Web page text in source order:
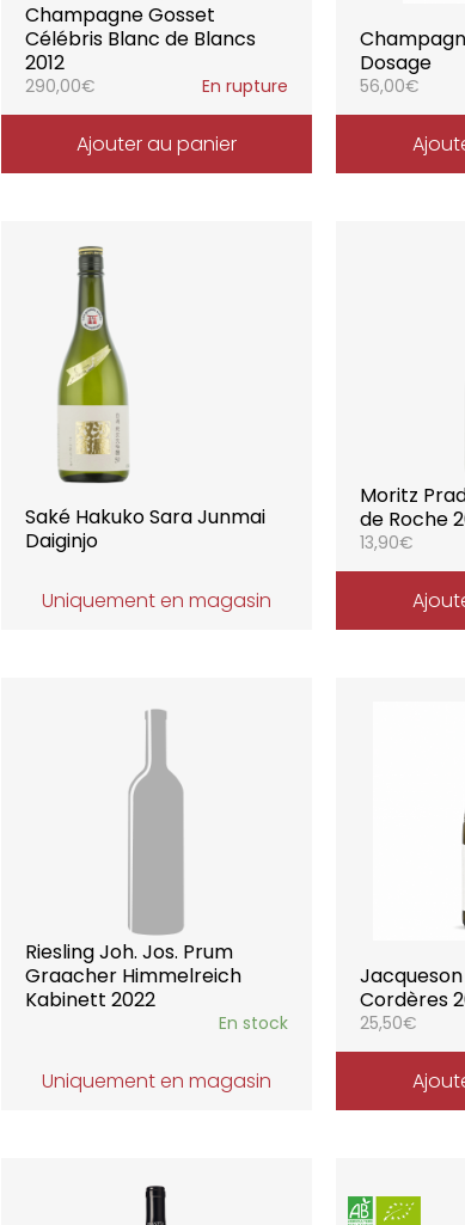
Champagne Gosset
Célébris Blanc de Blancs
2012
290,00€ En rupture
Ajouter au panier
Dosage
56,00€
Saké Hakuko Sara Junmai
Daiginjo
Uniquement en magasin
Moritz
de Roche
13,90€
Riesling Joh. Jos. Prum
Graacher Himmelreich
Kabinett 2022
En stock
Uniquement en magasin
Cordères
25,50€